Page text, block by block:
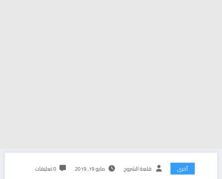
أخرى قلعة الشروح مايو 19, 2019 0 تعليقات